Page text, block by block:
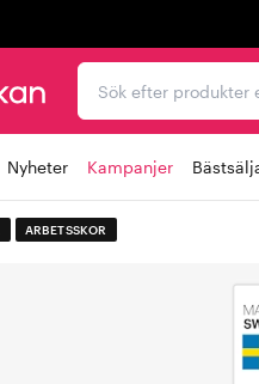
Sök efter
Nyheter Kampanjer
ARBETSSKOR